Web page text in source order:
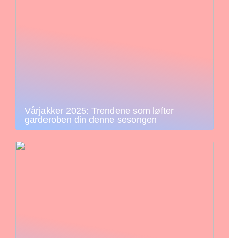
Vårjakker 2025: Trendene som løfter
garderoben din denne sesongen